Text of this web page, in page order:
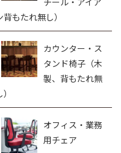
アン椅子（肘付
チール・アイア
ン背もたれ無し）